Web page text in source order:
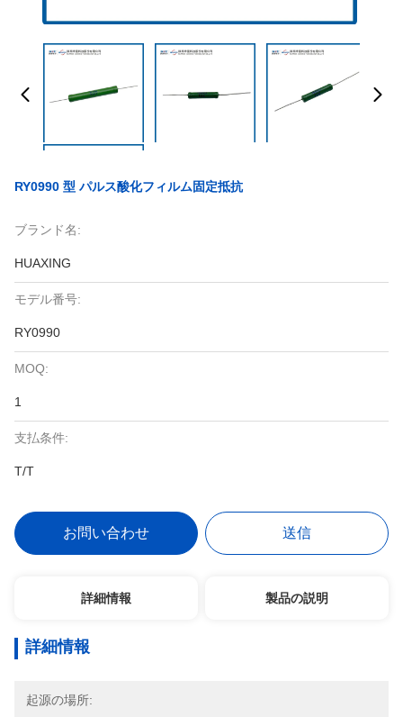
RY0990 型 パルス酸化フィルム固定抵抗
ブランド名:
HUAXING
モデル番号:
RY0990
MOQ:
1
支払条件:
T/T
お問い合わせ 送信
詳細情報 製品の説明
詳細情報
起源の場所: